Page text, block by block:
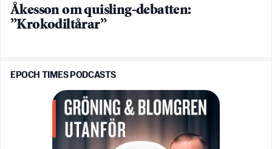
Åkesson om quisling-debatten:
”Krokodiltårar”
EPOCH TIMES PODCASTS